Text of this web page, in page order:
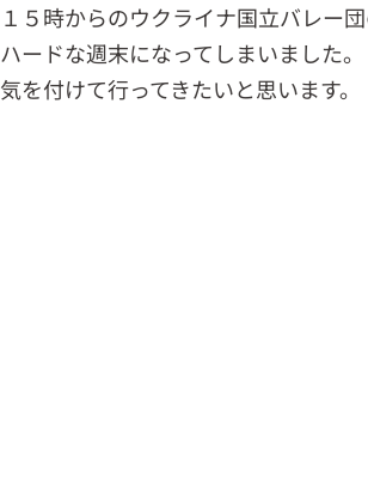
５時からのウクライナ国立バレー
ードな週末になってしまいました。
を付けて行ってきたいと思います。